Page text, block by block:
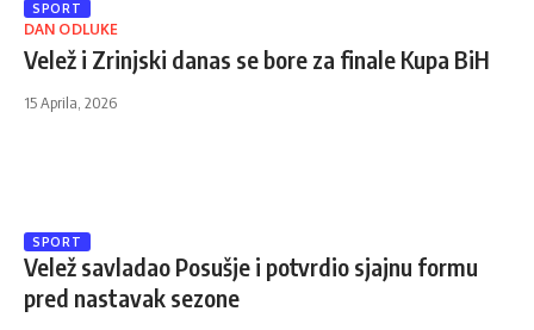
SPORT
DAN ODLUKE
Velež i Zrinjski danas se bore za finale Kupa BiH
15 Aprila, 2026
SPORT
Velež savladao Posušje i potvrdio sjajnu formu
pred nastavak sezone